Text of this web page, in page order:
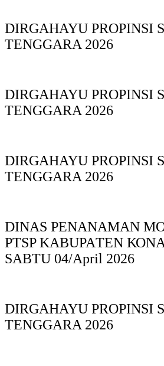
DIRGAHAYU PROPINSI
TENGGARA 2026
DIRGAHAYU PROPINSI
TENGGARA 2026
DIRGAHAYU PROPINSI
TENGGARA 2026
DINAS PΕΝΑΝΑΜAN
PTSP KABUPAΤΕΝ
SABTU 04/April 2026
DIRGAHAYU PROPINSI
TENGGARA 2026